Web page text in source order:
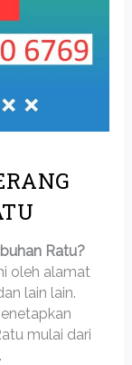
Ratu?
oleh alamat
lain lain.
mulai dari